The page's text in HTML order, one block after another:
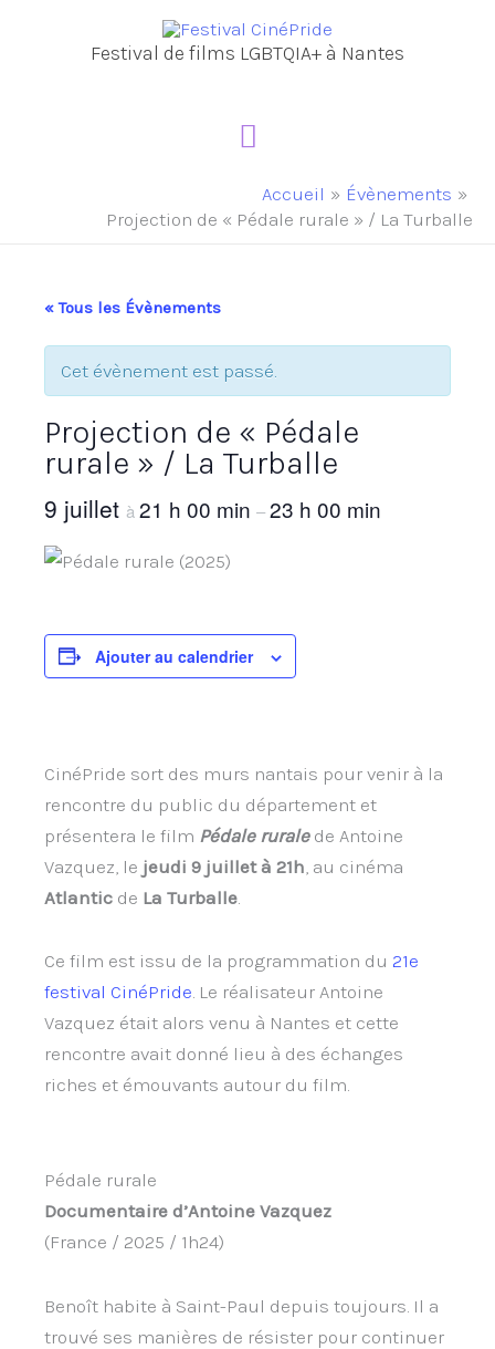
Festival de films LGBTQIA+ à Nantes
Menu
principal
Accueil
Évènements
Projection de « Pédale rurale » / La Turballe
« Tous les Évènements
Cet évènement est passé.
Projection de « Pédale
rurale » / La Turballe
9 juillet à 21 h 00 min –23 h 00 min
Ajouter au calendrier
CinéPride sort des murs nantais pour venir à la
rencontre du public du département et
présentera le film Pédale rurale de Antoine
Vazquez, le jeudi 9 juillet à 21h , au cinéma
Atlantic de La Turballe
Ce film est issu de la programmation du 21e
festival CinéPride. Le réalisateur Antoine
Vazquez était alors venu à Nantes et cette
rencontre avait donné lieu à des échanges
riches et émouvants autour du film.
Pédale rurale
Documentaire d’Antoine Vazquez
(France / 2025 / 1h24)
Benoît habite à Saint-Paul depuis toujours. Il a
trouvé ses manières de résister pour continuer